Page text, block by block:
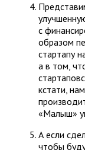
с
образом
стартапу
а в том,
кстати,
«Малыш»
А если
чтобы